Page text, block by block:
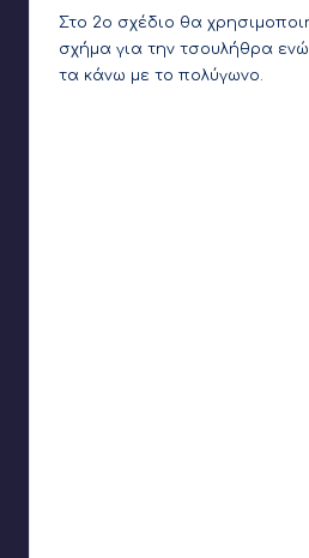
Στο 2ο σχέδιο θα
σχήμα για την τσουλήθρα
τα κάνω με το πολύγωνο.
Την περιστρέφω 90 μοίρες για να
Για να φτιάξω τα προστατευτικά